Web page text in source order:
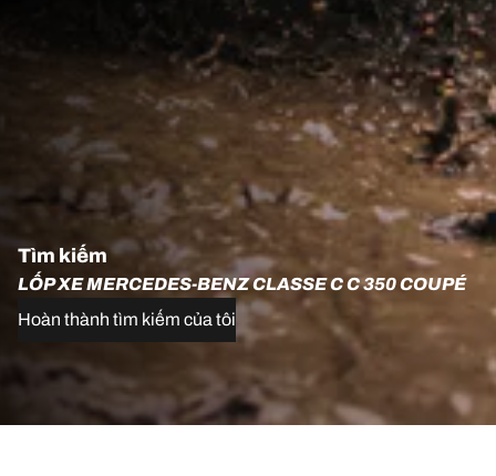
Tìm kiếm
LỐP XE MERCEDES-BENZ CLASSE C C 350 COUPÉ
Hoàn thành tìm kiếm của tôi